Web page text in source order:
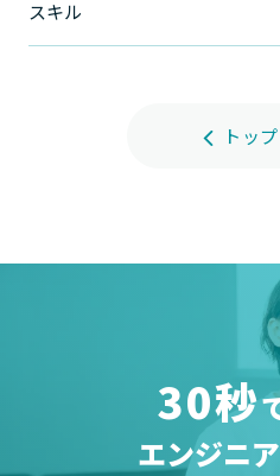
スキル
トッ
30秒
エンジニ